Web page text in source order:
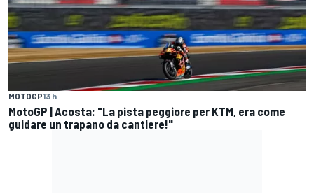
MOTOGP13 h
MotoGP | Acosta: "La pista peggiore per KTM, era come
guidare un trapano da cantiere!"